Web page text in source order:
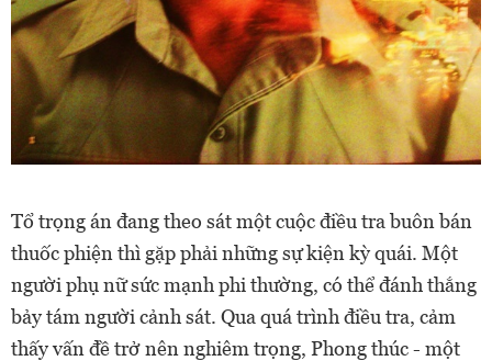
Tổ trọng án đang theo sát một cuộc điều tra buôn bán
thuốc phiện thì gặp phải những sự kiện kỳ quái. Một
người phụ nữ sức mạnh phi thường, có thể đánh thắng
bảy tám người cảnh sát. Qua quá trình điều tra, cảm
thấy vấn đề trở nên nghiêm trọng, Phong thúc - một